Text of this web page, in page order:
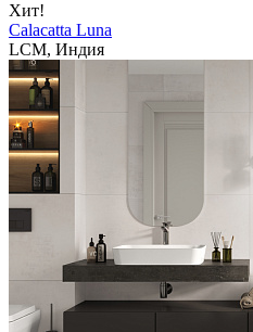
Хит!
Calacatta Luna
LCM, Индия